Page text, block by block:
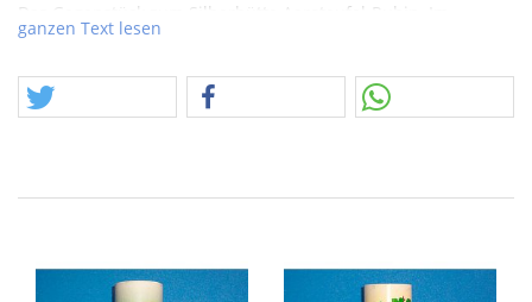
Das Gegenstück zum Silberhütte Aeroteufel-Rubin. Im
Gegensatz zur Pyrobox funktionieren die Its Magic-Feuertöpfe
seltener.
ganzen Text lesen